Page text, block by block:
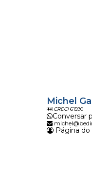
Michel
CRECI61590
Conversar
Página do